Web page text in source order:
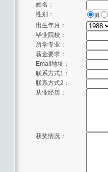
姓名：
性别：
男
出生年月：
毕业院校：
所学专业：
薪金要求：
Email地址：
联系方式1：
联系方式2：
从业经历：
获奖情况：